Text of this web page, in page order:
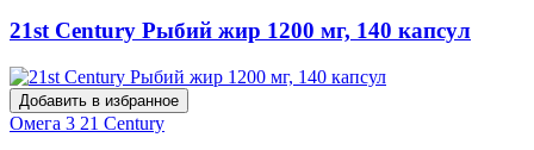
21st Century Рыбий жир 1200 мг, 140 капсул
Добавить в избранное
Омега 3 21 Century